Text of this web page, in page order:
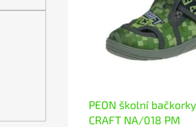
PEON školní
CRAFT NA/018 PM